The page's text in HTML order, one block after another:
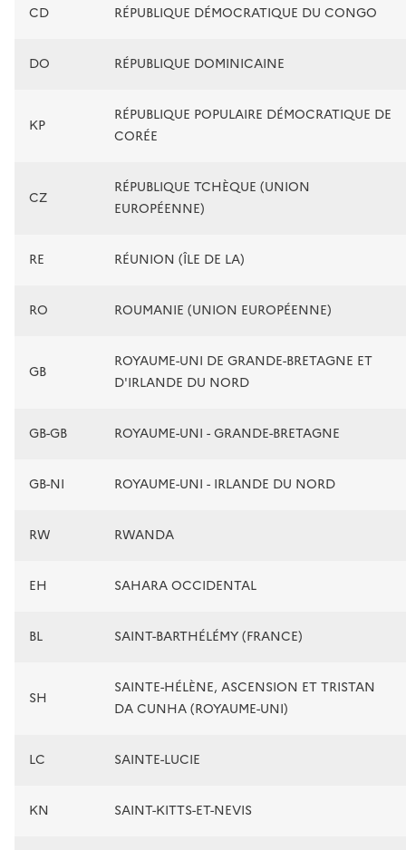
CD RÉPUBLIQUE DÉMOCRATIQUE DU CONGO
DO RÉPUBLIQUE DOMINICAINE
KP
RÉPUBLIQUE POPULAIRE DÉMOCRATIQUE DE
CORÉE
CZ
RÉPUBLIQUE TCHÈQUE (UNION
EUROPÉENNE)
RE RÉUNION (ÎLE DE LA)
RO ROUMANIE (UNION EUROPÉENNE)
GB
ROYAUME-UNI DE GRANDE-BRETAGNE ET
D'IRLANDE DU NORD
GB-GB ROYAUME-UNI - GRANDE-BRETAGNE
GB-NI ROYAUME-UNI - IRLANDE DU NORD
RW RWANDA
EH SAHARA OCCIDENTAL
BL SAINT-BARTHÉLÉMY (FRANCE)
SH
SAINTE-HÉLÈNE, ASCENSION ET TRISTAN
DA CUNHA (ROYAUME-UNI)
LC SAINTE-LUCIE
KN SAINT-KITTS-ET-NEVIS